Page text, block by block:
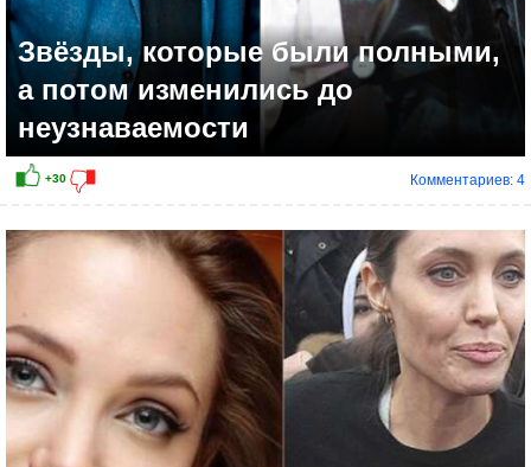
+11
Звёзды, которые были полными,
а потом изменились до
неузнаваемости
Комментариев: 4